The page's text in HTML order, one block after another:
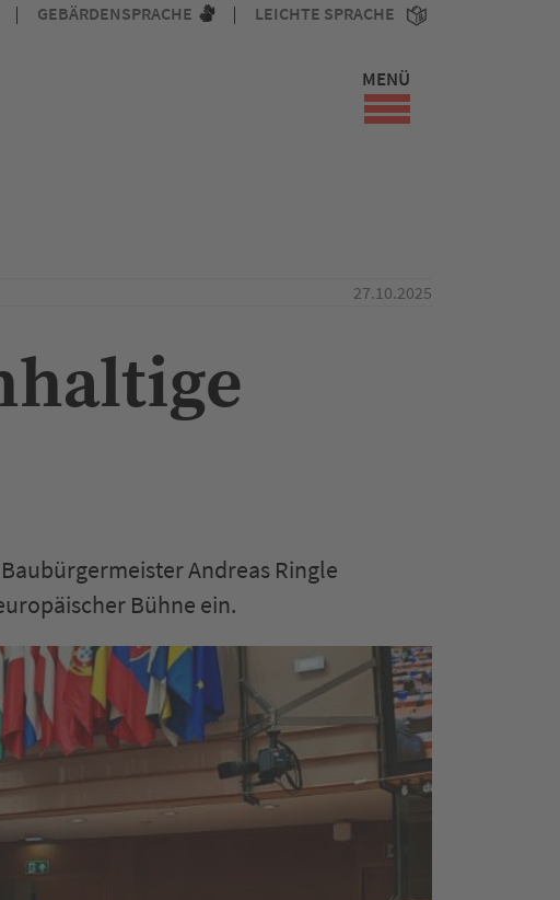
GEBÄRDENSPRACHE LEICHTE SPRACHE
MENÜ
27.10.2025
Andreas Ringle
Bühne ein.